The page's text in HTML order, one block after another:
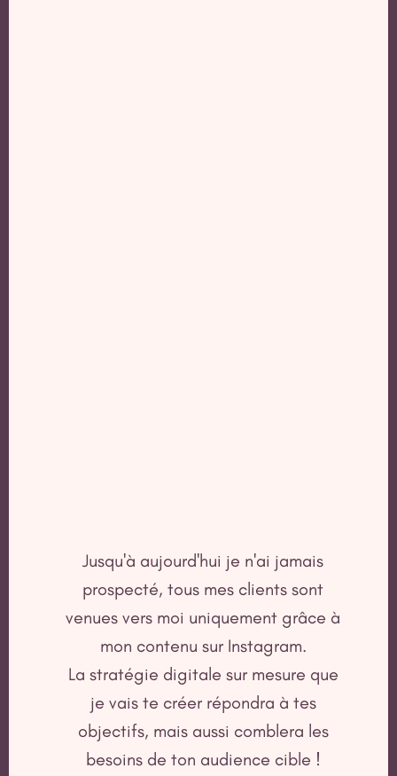
Jusqu'à aujourd'hui je n'ai jamais
prospecté, tous mes clients sont
venues vers moi uniquement grâce à
mon contenu sur Instagram.
La stratégie digitale sur mesure que
je vais te créer répondra à tes
objectifs, mais aussi comblera les
besoins de ton audience cible !